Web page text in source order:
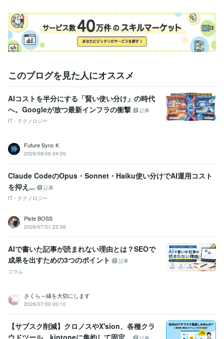
7月 ~ 現在
受賞歴
社員教育について/大阪中小企業経営者交流会 人材の採用と定着につ
系業界紙「人材の働きやすい環境」 【取材】日経新聞「人材サービ
ス業界の現状」 【取材】地方経済「地方における人材ビジネスにつ
いて」 【取材】福祉系業界紙「働きやすい環境つくり」 【取材】日
本経済新聞「待機児童問題について」 【取材】日本経済新聞「人材
派遣の時給について」 【取材】日本経済新聞「人材派遣の時給高騰
について」
ビジネス・クリエイティブツール
Excel:30年PowerPoint:30年Word:30年ChatGPT:3年Filmora:5年
Canva:3年WordPress:20年freee:2年
得意分野
コンサルティング・士業
経営コンサルタント
このブログを見た人にオススメ
AIコストを半分にする「賢い使い分け」の時代
へ。Googleが放つ最新インフラの衝撃
記事
IT・テクノロジー
Future Sync K
2026/08/06 04:05
Claude CodeのOpus・Sonnet・Haiku使い分けでAI運用コスト
を抑え...
記事
IT・テクノロジー
Piste BOSS
2026/07/31 22:06
AIで書いた記事が読まれない理由とは？SEOで
成果を出すための3つのポイント
記事
コラム
さくら～縁を大切にします
2026/07/30 00:10
【サブスク削減】クロノスやX'sion、各種クラ
ウドツール、kintoneに集約して固定...